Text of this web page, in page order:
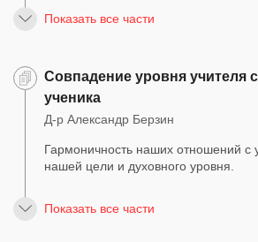
Показать все части
Совпадение уровня учителя
ученика
Д-р Александр Берзин
Гармоничность наших отношений с
нашей цели и духовного уровня.
Показать все части